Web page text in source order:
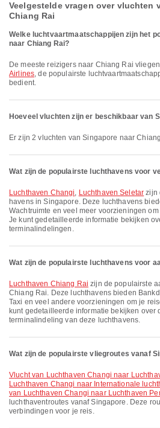
Veelgestelde vragen over vluchten
Chiang Rai
Welke luchtvaartmaatschappijen zijn het
naar Chiang Rai?
De meeste reizigers naar Chiang Rai
Airlines, de populairste
bedient.
Hoeveel vluchten zijn er beschikbaar van
Er zijn 2 vluchten van Singapore naar
Wat zijn de populairste luchthavens voor
Luchthaven Changi, Luchthaven Seletar zijn
havens in Singapore. Deze luchthavens
Wachtruimte en veel meer voorzieningen
Je kunt gedetailleerde informatie bekijken
terminalindelingen.
Wat zijn de populairste luchthavens voor
Luchthaven Chiang Rai zijn de populairste
Chiang Rai. Deze luchthavens bieden
Taxi en veel andere voorzieningen om je
kunt gedetailleerde informatie bekijken over
terminalindeling van deze luchthavens.
Wat zijn de populairste vliegroutes vanaf
vlucht van Luchthaven Changi naar
Luchthaven Changi naar Internationale
van Luchthaven Changi naar Luchthaven
luchthaventroutes vanaf Singapore. Deze
verbindingen voor je reis.